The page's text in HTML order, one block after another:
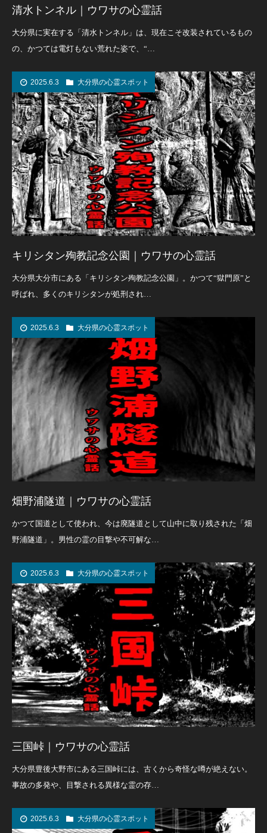
清水トンネル｜ウワサの心霊話
大分県に実在する「清水トンネル」は、現在こそ改装されているもの
の、かつては電灯もない荒れた姿で、“…
2025.6.3 大分県の心霊スポット
キリシタン殉教記念公園｜ウワサの心霊話
大分県大分市にある「キリシタン殉教記念公園」。かつて“獄門原”と
呼ばれ、多くのキリシタンが処刑され…
2025.6.3 大分県の心霊スポット
畑野浦隧道｜ウワサの心霊話
かつて国道として使われ、今は廃隧道として山中に取り残された「畑
野浦隧道」。男性の霊の目撃や不可解な…
2025.6.3 大分県の心霊スポット
三国峠｜ウワサの心霊話
大分県豊後大野市にある三国峠には、古くから奇怪な噂が絶えない。
事故の多発や、目撃される異様な霊の存…
2025.6.3 大分県の心霊スポット